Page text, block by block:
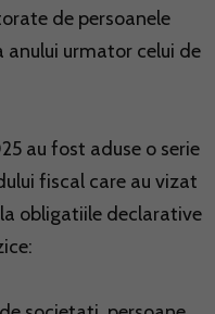
de persoanele
urmator celui de
au fost aduse o serie
fiscal care au vizat
obligatiile declarative